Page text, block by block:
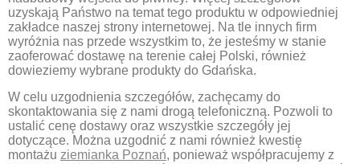
uzyskają Państwo na temat tego produktu w odpowiedniej
zakładce naszej strony internetowej. Na tle innych firm
wyróżnia nas przede wszystkim to, że jesteśmy w stanie
zaoferować dostawę na terenie całej Polski, również
dowieziemy wybrane produkty do Gdańska.
W celu uzgodnienia szczegółów, zachęcamy do
skontaktowania się z nami drogą telefoniczną. Pozwoli to
ustalić cenę dostawy oraz wszystkie szczegóły jej
dotyczące. Można uzgodnić z nami również kwestię
montażu ziemianka Poznań, ponieważ współpracujemy z